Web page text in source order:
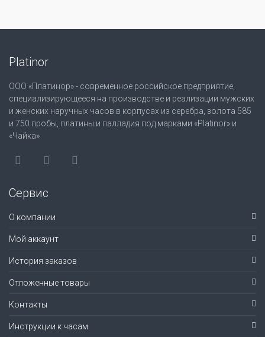
Platinor
ООО «Платинор» - современное российское предприятие,
специализирующееся на производстве и реализации мужских
и женских наручных часов в корпусах из серебра, золота 585
и 750 пробы, платины и палладия под марками «Platinor» и
«Чайка»
Сервис
О компании
Мой аккаунт
История заказов
Отложенные товары
Контакты
Инструкции к часам